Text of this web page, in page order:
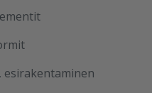
esirakentaminen